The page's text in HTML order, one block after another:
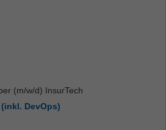
(m/w/d) InsurTech
DevOps)